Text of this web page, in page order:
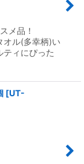
メ品！
ル(多幸柄)い
ティにぴった
[UT-